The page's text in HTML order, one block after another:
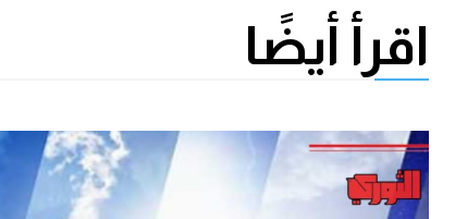
اقرأ أيضًا